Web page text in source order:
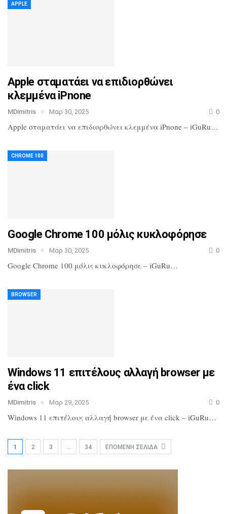
APPLE
Apple σταματάει να επιδιορθώνει
κλεμμένα iPnone
MDimitris Μαρ 30, 2025 0
Apple σταματάει να επιδιορθώνει κλεμμένα iPnone – iGuRu…
CHROME 100
Google Chrome 100 μόλις κυκλοφόρησε
MDimitris Μαρ 30, 2025 0
Google Chrome 100 μόλις κυκλοφόρησε – iGuRu…
BROWSER
Windows 11 επιτέλους αλλαγή browser με
ένα click
MDimitris Μαρ 29, 2025 0
Windows 11 επιτέλους αλλαγή browser με ένα click – iGuRu…
1 2 3 … 34 ΕΠΌΜΕΝΗ ΣΕΛΊΔΑ